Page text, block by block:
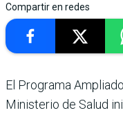
Compartir en redes
El Programa
Ministerio de Salud